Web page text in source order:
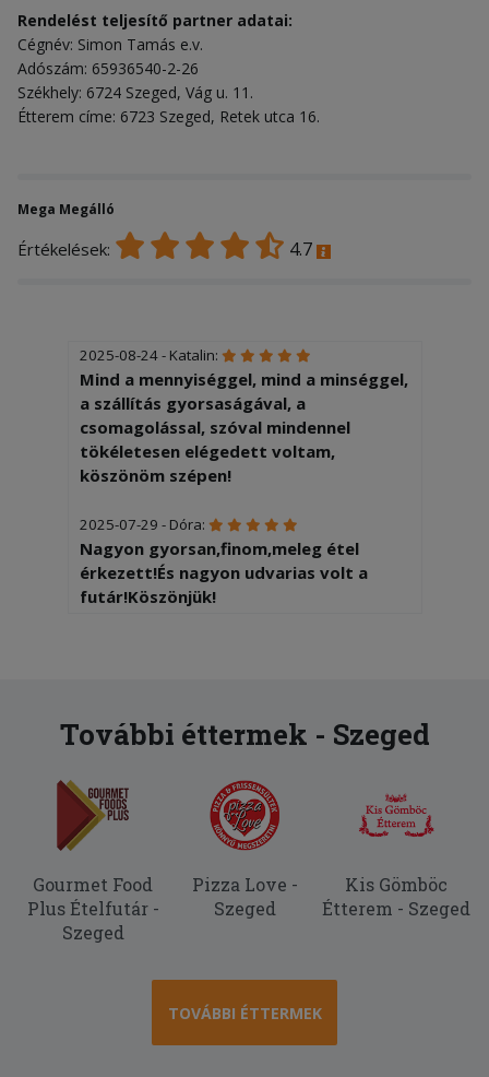
Rendelést teljesítő partner adatai:
Cégnév: Simon Tamás e.v.
Adószám: 65936540-2-26
Székhely: 6724 Szeged, Vág u. 11.
Étterem címe: 6723 Szeged, Retek utca 16.
Mega Megálló
Értékelések: 4.7
2025-08-24 - Katalin:
Mind a mennyiséggel, mind a minséggel,
a szállítás gyorsaságával, a
csomagolással, szóval mindennel
tökéletesen elégedett voltam,
köszönöm szépen!
2025-07-29 - Dóra:
Nagyon gyorsan,finom,meleg étel
érkezett!És nagyon udvarias volt a
futár!Köszönjük!
További éttermek - Szeged
Gourmet Food
Plus Ételfutár -
Szeged
Pizza Love -
Szeged
Kis Gömböc
Étterem - Szeged
TOVÁBBI ÉTTERMEK